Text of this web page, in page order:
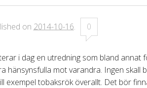
on 2014-10-16. 0
i dag en utredning som bland
hänsynsfulla mot varandra. Ingen
exempel tobaksrök överallt. Det bör